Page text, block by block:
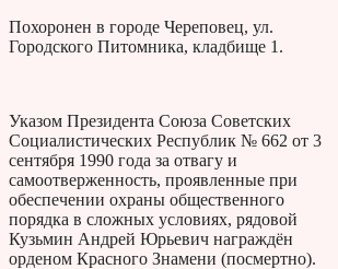
Похоронен в городе Череповец, ул.
Городского Питомника, кладбище 1.
Указом Президента Союза Советских
Социалистических Республик № 662 от 3
сентября 1990 года за отвагу и
самоотверженность, проявленные при
обеспечении охраны общественного
порядка в сложных условиях, рядовой
Кузьмин Андрей Юрьевич награждён
орденом Красного Знамени (посмертно).